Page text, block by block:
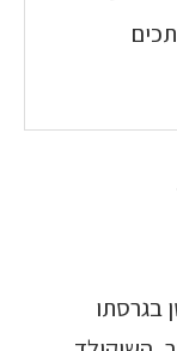
בגרסתו